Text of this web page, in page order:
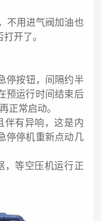
不用进气阀加油也
开了。
停按钮，间隔约半
预运行时间结束后
正常启动。
伴有异响，这是内
停停机重新点动几
，等空压机运行正